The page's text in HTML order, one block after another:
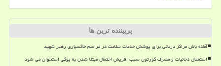
پربیننده ترین ها
آماده باش مراکز درمانی برای پوشش خدمات سلامت در مراسم خاکسپاری رهبر شهید
استعمال دخانیات و مصرف کورتون سبب افزیش احتمال مبتلا شدن به پوکی استخوان می شود